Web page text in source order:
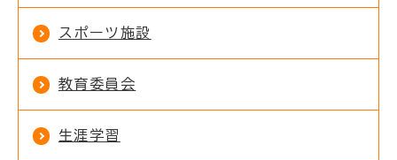
スポーツ施設
教育委員会
生涯学習